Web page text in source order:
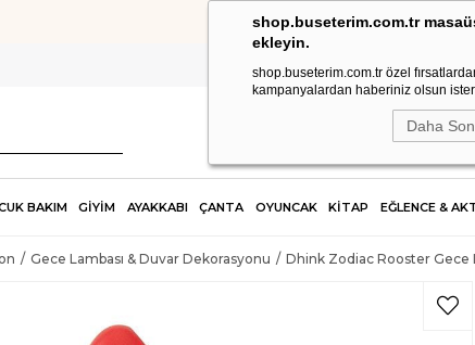
shop.buseterim.com.tr
ekleyin.
shop.buseterim.com.tr özel
kampanyalardan haberiniz olsun
Daha
HIZLI
BAKIM GİYİM AYAKKABI ÇANTA OYUNCAK KİTAP EĞLENCE &
Gece Lambası & Duvar Dekorasyonu Dhink Zodiac Rooster Gece